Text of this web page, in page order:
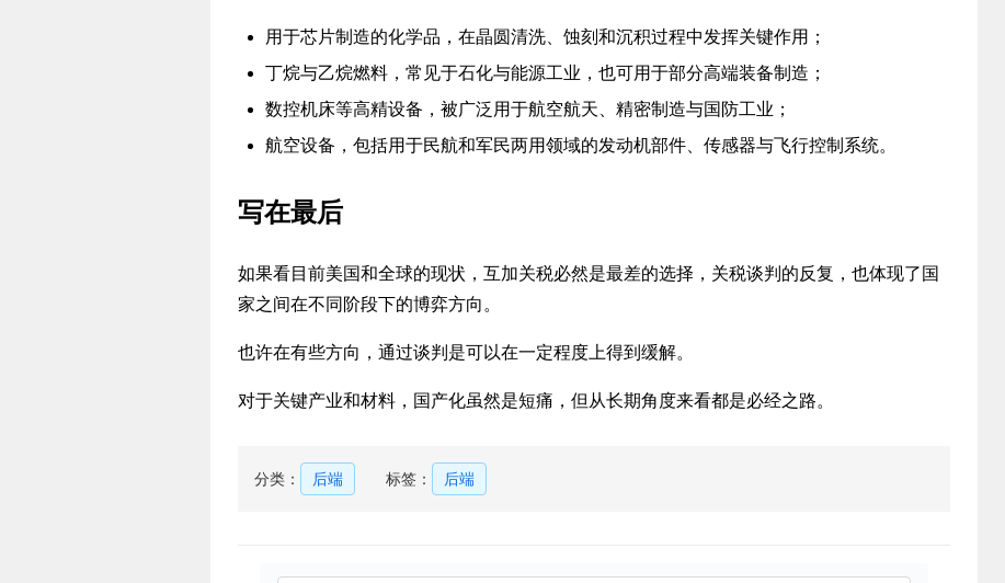
用于芯片制造的化学品，在晶圆清洗、蚀刻和沉积过程中发挥关键作用；
丁烷与乙烷燃料，常见于石化与能源工业，也可用于部分高端装备制造；
数控机床等高精设备，被广泛用于航空航天、精密制造与国防工业；
航空设备，包括用于民航和军民两用领域的发动机部件、传感器与飞行控制系统。
写在最后
如果看目前美国和全球的现状，互加关税必然是最差的选择，关税谈判的反复，也体现了国
家之间在不同阶段下的博弈方向。
也许在有些方向，通过谈判是可以在一定程度上得到缓解。
对于关键产业和材料，国产化虽然是短痛，但从长期角度来看都是必经之路。
分类： 后端 标签： 后端